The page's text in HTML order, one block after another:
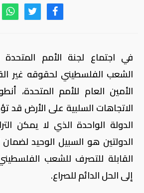
في اجتماع لجنة الأمم المتحدة
الشعب الفلسطيني لحقوقه غير
الأمين العام للأمم المتحدة،
الاتجاهات السلبية على الأرض قد
الدولة الواحدة الذي لا يمكن
الدولتين هو السبيل الوحيد
القابلة للتصرف للشعب
إلى الحل الدائم للصراع.